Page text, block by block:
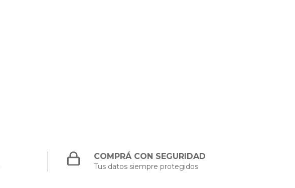
COMPRÁ CON SEGURIDAD
Tus datos siempre protegidos